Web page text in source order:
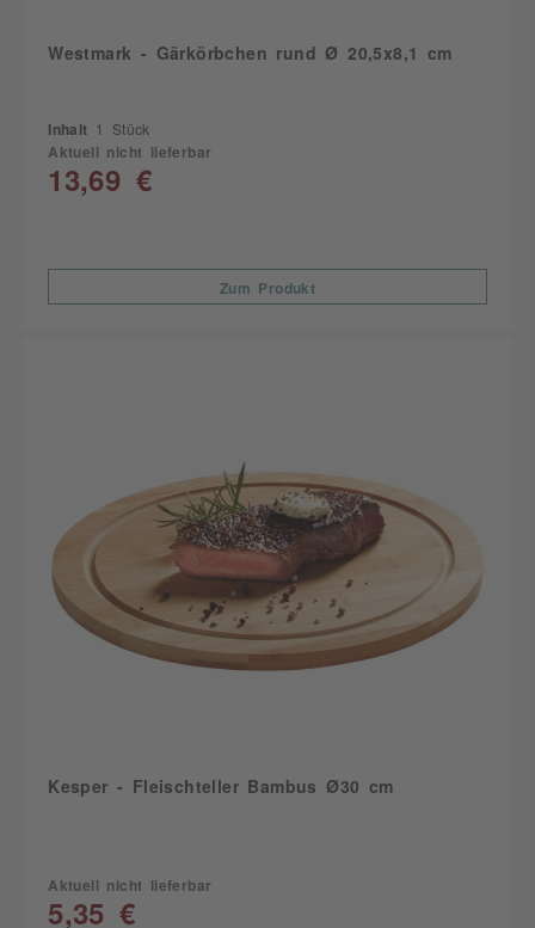
Westmark - Gärkörbchen rund Ø 20,5x8,1 cm
Inhalt 1 Stück
Aktuell nicht lieferbar
13,69 €
Zum Produkt
Kesper - Fleischteller Bambus Ø30 cm
Aktuell nicht lieferbar
5,35 €